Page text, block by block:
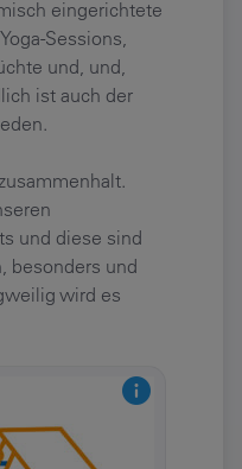
eingerichtete
Sessions,
und, und,
ist auch der
und diese sind
besonders und
wird es